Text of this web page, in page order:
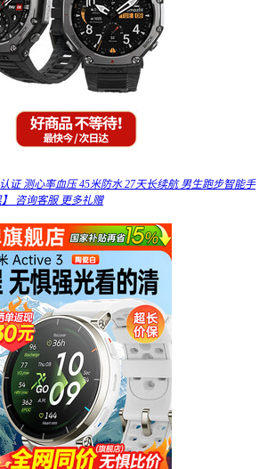
证 测心率血压 45米防水 27天长续航 男生跑步智能手
】 咨询客服 更多礼赠